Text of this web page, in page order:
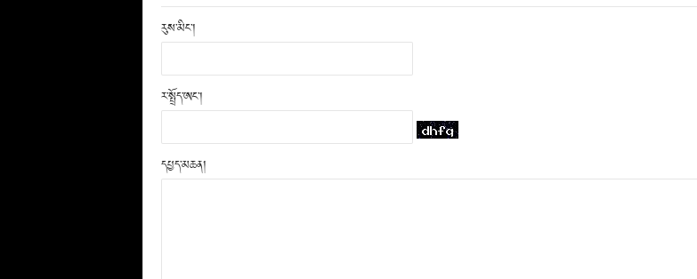
རུས་མིང་།
ར་སྤྲོད་ཨང་།
དཔྱད་མཆན།